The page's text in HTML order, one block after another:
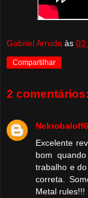
Gabriel Arruda às
Compartilhar
2 comentários:
Excelente
bom
trabalho e
correta.
Metal rules!!!